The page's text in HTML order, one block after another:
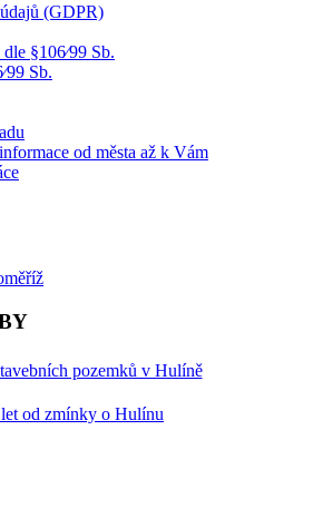
(GDPR)
§106⁄99 Sb.
Sb.
od města až k Vám